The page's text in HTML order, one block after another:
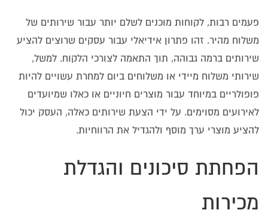
פעמים רבות, לקוחות מוכנים לשלם יותר עבור שירותים של
משלוח מהיר. זהו פתרון אידיאלי עבור עסקים שרוצים להציע
שירותים ברמה גבוהה, תוך התאמה לצורכי הלקוח. למשל,
שירותי משלוח מיידי או משלוחים ביום למחרת עשויים להיות
פופולריים במיוחד עבור מוצרים חיוניים או כאלו שמיועדים
לאירועים מסוימים. על ידי הצעת שירותים כאלה, העסק יכול
להציע מוצרי ערך מוסף ולהגדיל את הרווחיות.
הפחתת סיכונים והגדלת
מכירות